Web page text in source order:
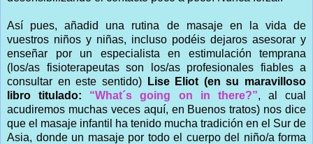
Así pues, añadid una rutina de masaje en la vida de
vuestros niños y niñas, incluso podéis dejaros asesorar y
enseñar por un especialista en estimulación temprana
(los/as fisioterapeutas son los/as profesionales fiables a
consultar en este sentido)
Lise Eliot (en su maravilloso
libro titulado: “What´s going on in there?”, al cual
acudiremos muchas veces aquí, en Buenos tratos) nos dice
que el masaje infantil ha tenido mucha tradición en el Sur de
Asia, donde un masaje por todo el cuerpo del niño/a forma